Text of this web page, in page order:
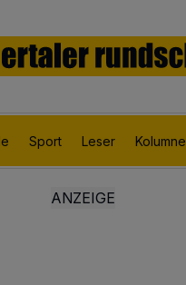
Sport Leser Kolumne